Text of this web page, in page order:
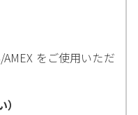
をご使用いただ